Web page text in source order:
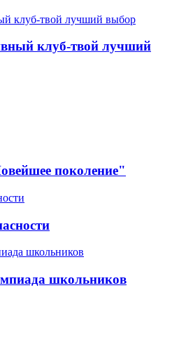
клуб-твой лучший
поколение"
школьников